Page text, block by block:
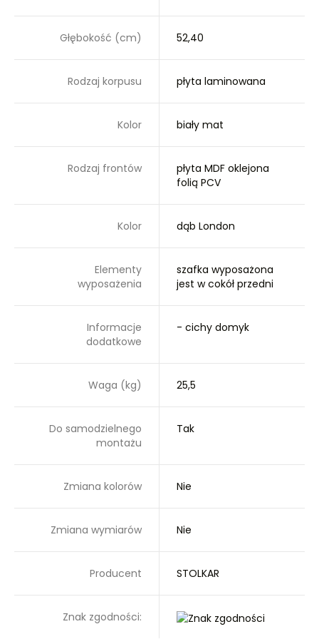
Głębokość (cm) 52,40
Rodzaj korpusu płyta laminowana
Kolor biały mat
Rodzaj frontów
płyta MDF oklejona
folią PCV
Kolor dąb London
Elementy
wyposażenia
szafka wyposażona
jest w cokół przedni
Informacje
dodatkowe
- cichy domyk
Waga (kg) 25,5
Do samodzielnego
montażu
Tak
Zmiana kolorów Nie
Zmiana wymiarów Nie
Producent STOLKAR
Znak zgodności: